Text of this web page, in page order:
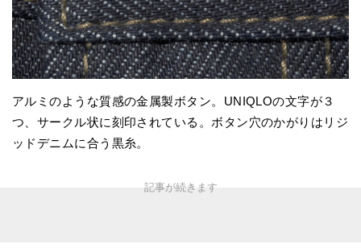
アルミのような質感の金属製ボタン。UNIQLOの文字が３
つ、サークル状に刻印されている。ボタン穴のかがりはリジ
ッドデニムに合う黒糸。